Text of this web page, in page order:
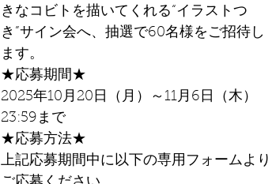
きなコビトを描いてくれる“イラストつ
き”サイン会へ、抽選で60名様をご招待し
ます。
★応募期間★
2025年10月20日（月）～11月6日（木）
23:59まで
★応募方法★
上記応募期間中に以下の専用フォームより